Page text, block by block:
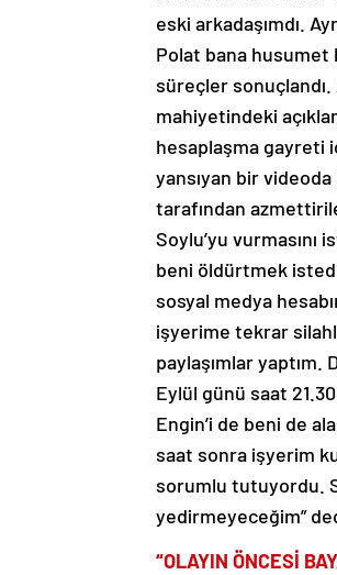
eski arkadaşımdı.
Polat bana husumet
süreçler
mahiyetindeki
hesaplaşma gayreti
yansıyan bir
tarafından
Soylu’yu
beni öldürtmek
sosyal medya
işyerime tekrar
paylaşımlar yaptım.
Eylül günü saat 21.30
Engin’i de beni de
saat sonra işyerim
sorumlu tutuyordu.
yedirmeyeceğim”
“OLAYIN ÖNCESİ